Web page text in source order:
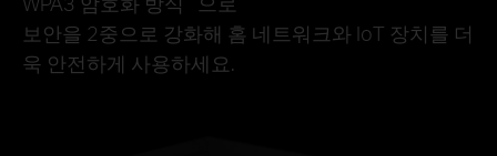
보안을 2중으로 강화해 홈 네트워크와 IoT 장치를 더
욱 안전하게 사용하세요.